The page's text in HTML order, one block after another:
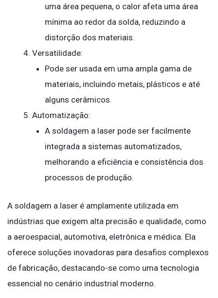
uma área pequena, o calor afeta uma área
mínima ao redor da solda, reduzindo a
distorção dos materiais.
Versatilidade:
Pode ser usada em uma ampla gama de
materiais, incluindo metais, plásticos e até
alguns cerâmicos.
Automatização:
A soldagem a laser pode ser facilmente
integrada a sistemas automatizados,
melhorando a eficiência e consistência dos
processos de produção.
A soldagem a laser é amplamente utilizada em
indústrias que exigem alta precisão e qualidade, como
a aeroespacial, automotiva, eletrônica e médica. Ela
oferece soluções inovadoras para desafios complexos
de fabricação, destacando-se como uma tecnologia
essencial no cenário industrial moderno.